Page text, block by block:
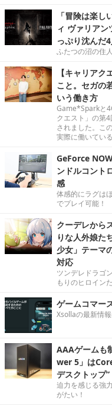
「冒険は楽
ィ ヴァリア
っぷり沈んだ
ふたつの沼の住
【キャリア
こと。セガの
いう働き方
Game*Sparkと
クエスト」の第
されました。こ
実際に働いてい
GeForce
ンドルコント
感
体感的にラグは
でプレイ可能！
クーデレから
りな人外娘た
少女」テーマ
対応
ツンデレドラゴ
もりのヒロイン
ゲームコマー
Xsollaの最新情
AAAゲームも
wer 5」は
デスクトップ”
迫力を感じる強
がたい！